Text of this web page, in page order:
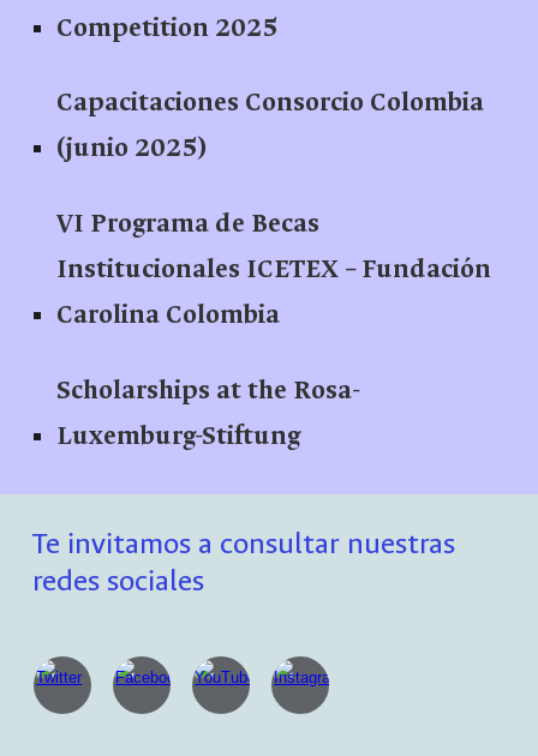
Competition 2025
Capacitaciones Consorcio Colombia
(junio 2025)
VI Programa de Becas
Institucionales ICETEX – Fundación
Carolina Colombia
Scholarships at the Rosa-
Luxemburg-Stiftung
Te invitamos a consultar nuestras
redes sociales